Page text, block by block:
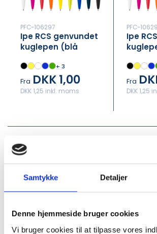
Samtykke Detaljer
Denne hjemmeside bruger cookies
Vi bruger cookies til at tilpasse vores
PFC-106297
Ipe RCS genvundet
kuglepen (blå
+ 3
Fra DKK 1,00
DKK 1,25 inkl. moms
PFC-
Ipe
Fra
DKK 1,25